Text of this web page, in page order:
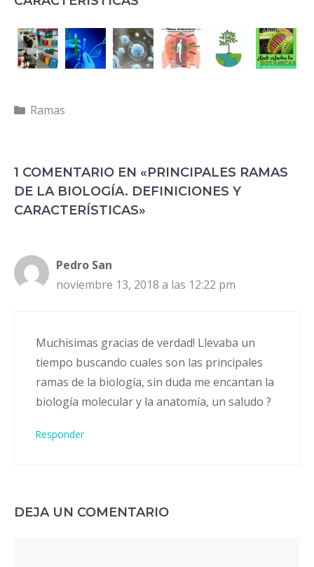
Categorías
Ramas
1 COMENTARIO EN «PRINCIPALES RAMAS
DE LA BIOLOGÍA. DEFINICIONES Y
CARACTERÍSTICAS»
Pedro San
noviembre 13, 2018 a las 12:22 pm
Muchisimas gracias de verdad! Llevaba un
tiempo buscando cuales son las principales
ramas de la biología, sin duda me encantan la
biología molecular y la anatomía, un saludo ?
Responder
DEJA UN COMENTARIO